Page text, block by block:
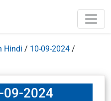
Hindi / 10-09-2024 /
09-2024